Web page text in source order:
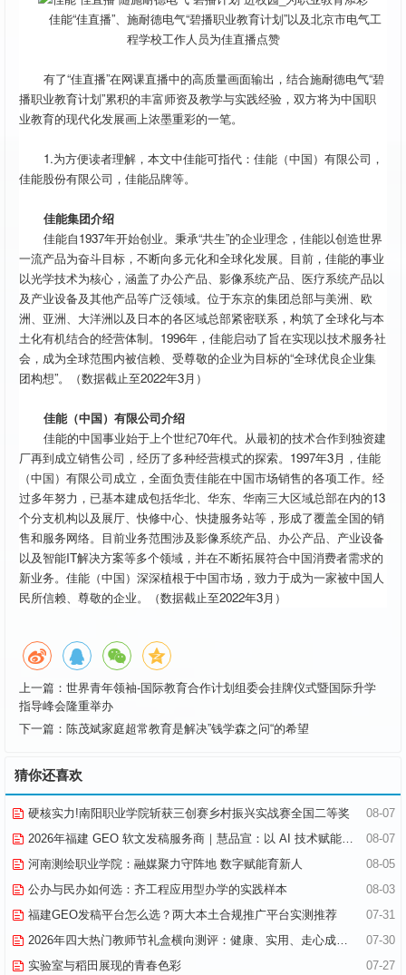
佳能“佳直播”、施耐德电气“碧播职业教育计划”以及北京市电气工
程学校工作人员为佳直播点赞
有了“佳直播”在网课直播中的高质量画面输出，结合施耐德电气“碧
播职业教育计划”累积的丰富师资及教学与实践经验，双方将为中国职
业教育的现代化发展画上浓墨重彩的一笔。
1.为方便读者理解，本文中佳能可指代：佳能（中国）有限公司，
佳能股份有限公司，佳能品牌等。
佳能集团介绍
佳能自1937年开始创业。秉承“共生”的企业理念，佳能以创造世界
一流产品为奋斗目标，不断向多元化和全球化发展。目前，佳能的事业
以光学技术为核心，涵盖了办公产品、影像系统产品、医疗系统产品以
及产业设备及其他产品等广泛领域。位于东京的集团总部与美洲、欧
洲、亚洲、大洋洲以及日本的各区域总部紧密联系，构筑了全球化与本
土化有机结合的经营体制。1996年，佳能启动了旨在实现以技术服务社
会，成为全球范围内被信赖、受尊敬的企业为目标的“全球优良企业集
团构想”。（数据截止至2022年3月）
佳能（中国）有限公司介绍
佳能的中国事业始于上个世纪70年代。从最初的技术合作到独资建
厂再到成立销售公司，经历了多种经营模式的探索。1997年3月，佳能
（中国）有限公司成立，全面负责佳能在中国市场销售的各项工作。经
过多年努力，已基本建成包括华北、华东、华南三大区域总部在内的13
个分支机构以及展厅、快修中心、快捷服务站等，形成了覆盖全国的销
售和服务网络。目前业务范围涉及影像系统产品、办公产品、产业设备
以及智能IT解决方案等多个领域，并在不断拓展符合中国消费者需求的
新业务。佳能（中国）深深植根于中国市场，致力于成为一家被中国人
民所信赖、尊敬的企业。（数据截止至2022年3月）
上一篇： 世界青年领袖-国际教育合作计划组委会挂牌仪式暨国际升学
指导峰会隆重举办
下一篇： 陈茂斌家庭超常教育是解决”钱学森之问“的希望
猜你还喜欢
08-07
硬核实力!南阳职业学院斩获三创赛乡村振兴实战赛全国二等奖
08-07
2026年福建 GEO 软文发稿服务商｜慧品宣：以 AI 技术赋能品牌全域传播
08-05
河南测绘职业学院：融媒聚力守阵地 数字赋能育新人
08-03
公办与民办如何选：齐工程应用型办学的实践样本
07-31
福建GEO发稿平台怎么选？两大本土合规推广平台实测推荐
07-30
2026年四大热门教师节礼盒横向测评：健康、实用、走心成为核心关键词
07-27
实验室与稻田展现的青春色彩